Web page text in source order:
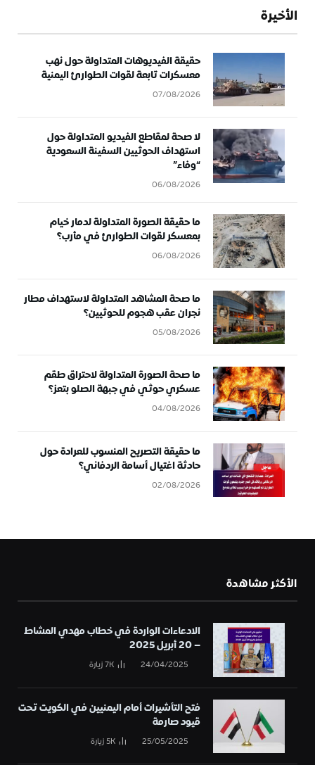
الأخيرة
حقيقة الفيديوهات المتداولة حول نهب
معسكرات تابعة لقوات الطوارئ اليمنية
07/08/2026
لا صحة لمقاطع الفيديو المتداولة حول
استهداف الحوثيين السفينة السعودية
“وفاء”
06/08/2026
ما حقيقة الصورة المتداولة لدمار خيام
بمعسكر لقوات الطوارئ في مأرب؟
06/08/2026
ما صحة المشاهد المتداولة لاستهداف مطار
نجران عقب هجوم للحوثيين؟
05/08/2026
ما صحة الصورة المتداولة لاحتراق طقم
عسكري حوثي في جبهة الصلو بتعز؟
04/08/2026
ما حقيقة التصريح المنسوب للعرادة حول
حادثة اغتيال أسامة الردفاني؟
02/08/2026
الأكثر مشاهدة
الادعاءات الواردة في خطاب مهدي المشاط
– 20 أبريل 2025
24/04/2025
7Kزيارة
فتح التأشيرات أمام اليمنيين في الكويت تحت
قيود صارمة
25/05/2025
5Kزيارة